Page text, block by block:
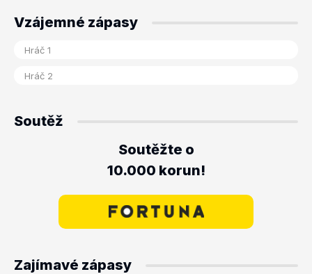
Vzájemné zápasy
Soutěž
Soutěžte o
10.000 korun!
Zajímavé zápasy